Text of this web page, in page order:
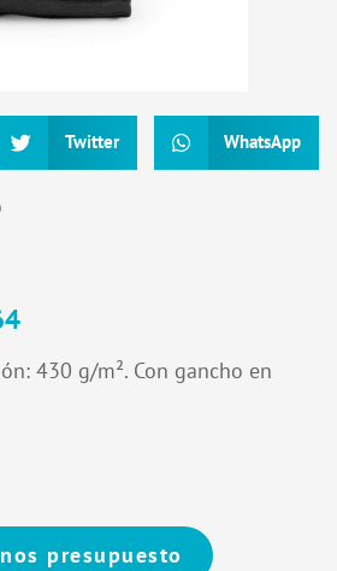
Twitter WhatsApp
430 g/m². Con gancho en
presupuesto